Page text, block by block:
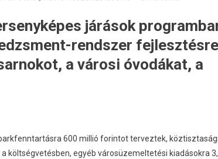
járások
rendszer
a városi óvodákat, a
600 millió forintot terveztek,
egyéb városüzemeltetési kiadásokra